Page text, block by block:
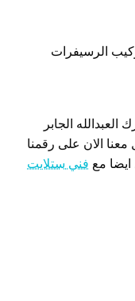
الرسيفرات
العبدالله الجابر
الان على رقمنا
ايضا مع فني ستلايت